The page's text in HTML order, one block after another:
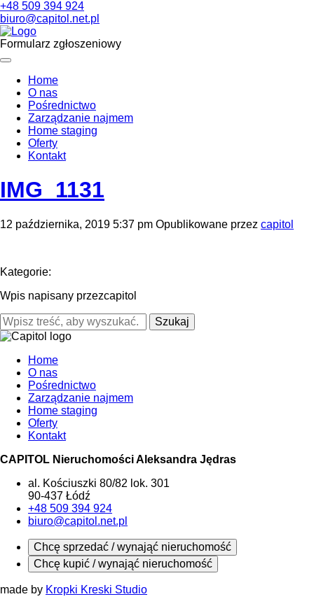
+48 509 394 924
biuro@capitol.net.pl
Formularz zgłoszeniowy
Home
O nas
Pośrednictwo
Zarządzanie najmem
Home staging
Oferty
Kontakt
IMG_1131
12 października, 2019 5:37 pm Opublikowane przez capitol
Kategorie:
Wpis napisany przezcapitol
Szukaj
Home
O nas
Pośrednictwo
Zarządzanie najmem
Home staging
Oferty
Kontakt
CAPITOL Nieruchomości Aleksandra Jędras
al. Kościuszki 80/82 lok. 301
90-437 Łódź
+48 509 394 924
biuro@capitol.net.pl
Chcę sprzedać / wynająć nieruchomość
Chcę kupić / wynająć nieruchomość
made by Kropki Kreski Studio